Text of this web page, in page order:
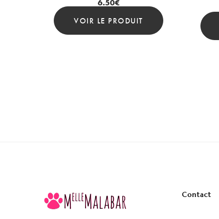
VOIR LE PRODUIT
Contact